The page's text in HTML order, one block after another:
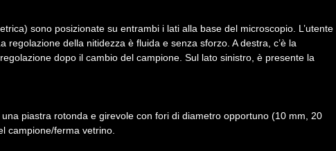
sono posizionate su entrambi i lati alla base del microscopio. L’utente
della nitidezza è fluida e senza sforzo. A destra, c’è la
dopo il cambio del campione. Sul lato sinistro, è presente la
piastra rotonda e girevole con fori di diametro opportuno (10 mm, 20
campione/ferma vetrino.